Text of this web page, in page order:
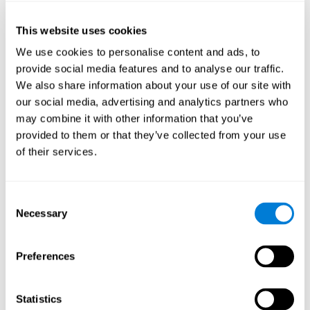
This website uses cookies
We use cookies to personalise content and ads, to
provide social media features and to analyse our traffic.
We also share information about your use of our site with
our social media, advertising and analytics partners who
may combine it with other information that you’ve
provided to them or that they’ve collected from your use
of their services.
Selection
Necessary
Preferences
Statistics
Methodologie
Teilnehmer
Personen mit einem Lebensalter von über 50 Jahren, die zur
Ambulanz der Abteilung für Neurologie im Sourasky Medical
Center von Tel Aviv kamen, wurden eingeladen, an der Studie
teilzuhaben. Die
Einschlusskriterien
waren: der Wunsch, an der
Studie teilzunehmen, die Fähigkeit, das Einwilligungformular zu
verstehen und die Möglichkeit zu Hause am Computer zu
Depression und jede andere psychiatrische Störung, die eine
Medikation erfordert, sowie andere Störungen, welche die Studie
Entschluss fassten, das Training nicht zu absolvieren, deshalb